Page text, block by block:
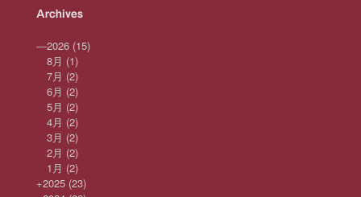
Archives
—2026 (15)
8月 (1)
7月 (2)
6月 (2)
5月 (2)
4月 (2)
3月 (2)
2月 (2)
1月 (2)
+2025 (23)